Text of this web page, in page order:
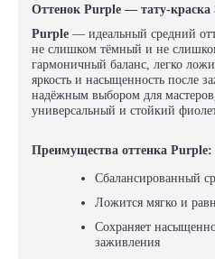
Оттенок Purple — тату-
Purple — идеальный средний
не слишком тёмный и не
гармоничный баланс, легко
яркость и насыщенность после
надёжным выбором для
универсальный и стойкий
Преимущества оттенка Purple:
Сбалансированный
Ложится мягко и
Сохраняет
заживления